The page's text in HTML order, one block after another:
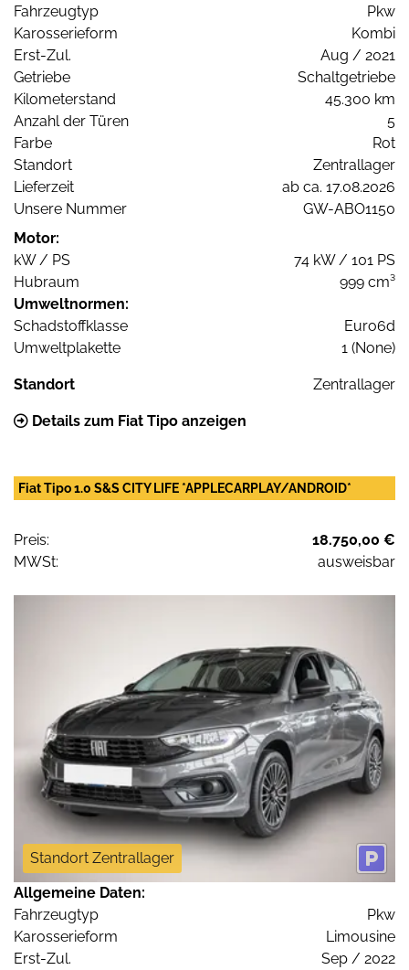
Fahrzeugtyp
Pkw
Karosserieform
Kombi
Erst-Zul.
Aug / 2021
Getriebe
Schaltgetriebe
Kilometerstand
45.300 km
Anzahl der Türen
5
Farbe
Rot
Standort
Zentrallager
Lieferzeit
ab ca. 17.08.2026
Unsere Nummer
GW-ABO1150
Motor:
kW / PS
74 kW / 101 PS
Hubraum
999 cm³
Umweltnormen:
Schadstoffklasse
Euro6d
Umweltplakette
1 (None)
Standort Zentrallager
Details zum Fiat Tipo anzeigen
Fiat Tipo 1.0 S&S CITY LIFE *APPLECARPLAY/ANDROID*
Preis:
18.750,00 €
MWSt:
ausweisbar
Standort Zentrallager
Allgemeine Daten:
Fahrzeugtyp
Pkw
Karosserieform
Limousine
Erst-Zul.
Sep / 2022